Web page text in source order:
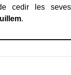
cedir les seves
.